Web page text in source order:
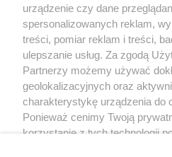
urządzenie czy dane
spersonalizowanych reklam,
treści, pomiar reklam i treści,
ulepszanie usług. Za zgodą
Partnerzy możemy używać
geolokalizacyjnych oraz
charakterystykę urządzenia do
Ponieważ cenimy Twoją
korzystanie z tych technologii